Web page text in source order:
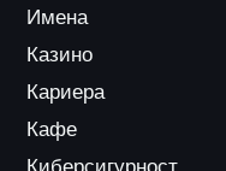
Имена
Казино
Кариера
Кафе